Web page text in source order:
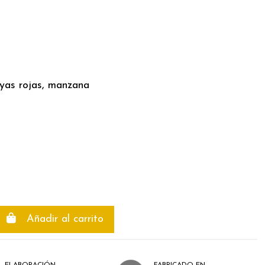
rojas, manzana
Añadir al carrito